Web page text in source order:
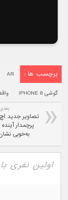
برچسب ها : AR
گوشی IPHONE 8
تصاویر جدید
پرچمدار آینده
به‌خوبی